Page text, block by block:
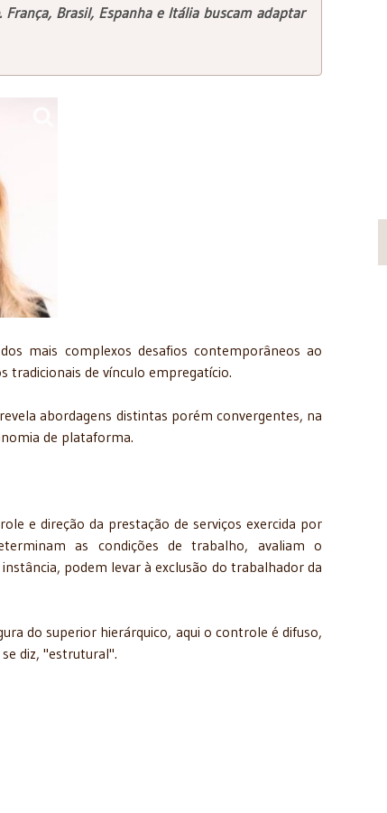
Brasil, Espanha e Itália buscam adaptar
mais complexos desafios contemporâneos ao
tradicionais de vínculo empregatício.
abordagens distintas porém convergentes, na
de plataforma.
e direção da prestação de serviços exercida por
as condições de trabalho, avaliam o
podem levar à exclusão do trabalhador da
do superior hierárquico, aqui o controle é difuso,
diz, "estrutural".